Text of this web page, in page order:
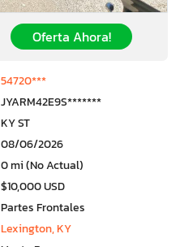
Oferta Ahora!
54720***
JYARM42E9S*******
KY ST
08/06/2026
0 mi (No Actual)
$10,000 USD
Partes Frontales
Lexington, KY